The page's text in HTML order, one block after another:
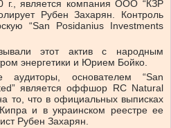
г., является компания ООО “КЗР
Рубен Захарян. Контроль
“San Posidanius Investments
этот
актив с народным
энергетики и Юрием Бойко.
аудиторы, основателем “San
является оффшор RC Natural
то, что в официальных выписках
и в украинском реестре ее
Рубен Захарян.